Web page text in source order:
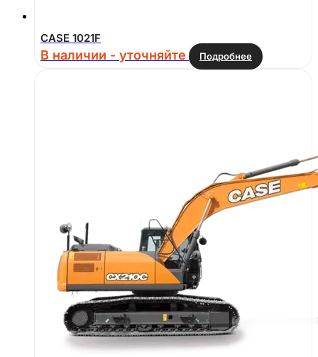
CASE 1021F
В наличии - уточняйте Подробнее